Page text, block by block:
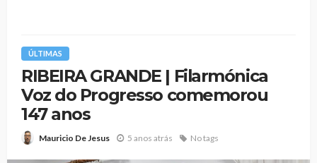
ÚLTIMAS
RIBEIRA GRANDE | Filarmónica
Voz do Progresso comemorou
147 anos
Mauricio De Jesus 5 anos atrás No tags